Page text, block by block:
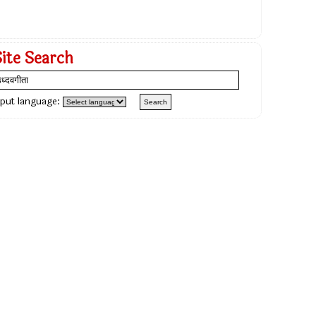
Search
language: